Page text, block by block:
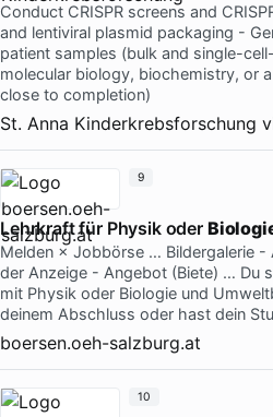
Conduct CRISPR screens and
and lentiviral plasmid packaging -
patient samples (bulk and single-
molecular biology, biochemistry, or
close to completion)
St. Anna Kinderkrebsforschung
Lehrkraft für Physik oder
Melden × Jobbörse … Bildergalerie
der Anzeige - Angebot (Biete) … Du
mit Physik oder Biologie und
deinem Abschluss oder hast dein
boersen.oeh-salzburg.at
9
10